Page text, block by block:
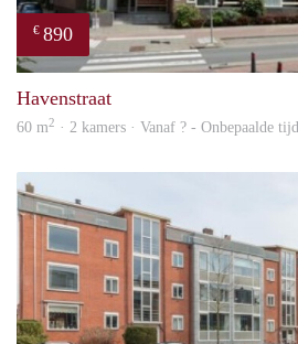
€ 890
Havenstraat
60 m2 · 2 kamers · Vanaf ? - Onbepaalde tijd